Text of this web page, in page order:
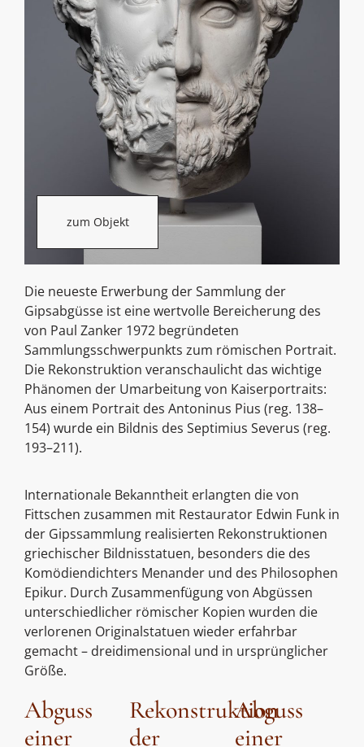
zum Objekt
Die neueste Erwerbung der Sammlung der
Gipsabgüsse ist eine wertvolle Bereicherung des
von Paul Zanker 1972 begründeten
Sammlungsschwerpunkts zum römischen Portrait.
Die Rekonstruktion veranschaulicht das wichtige
Phänomen der Umarbeitung von Kaiserportraits:
Aus einem Portrait des Antoninus Pius (reg. 138–
154) wurde ein Bildnis des Septimius Severus (reg.
193–211).
Internationale Bekanntheit erlangten die von
Fittschen zusammen mit Restaurator Edwin Funk in
der Gipssammlung realisierten Rekonstruktionen
griechischer Bildnisstatuen, besonders die des
Komödiendichters Menander und des Philosophen
Epikur. Durch Zusammenfügung von Abgüssen
unterschiedlicher römischer Kopien wurden die
verlorenen Originalstatuen wieder erfahrbar
gemacht – dreidimensional und in ursprünglicher
Größe.
Abguss
einer
Rekonstruktion
der
Abguss
einer